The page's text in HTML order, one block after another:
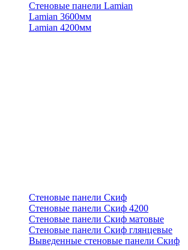
Стеновые панели Lamian
Lamian 3600мм
Lamian 4200мм
Стеновые панели Скиф
Стеновые панели Скиф 4200
Стеновые панели Скиф матовые
Стеновые панели Скиф глянцевые
Выведенные стеновые панели Скиф